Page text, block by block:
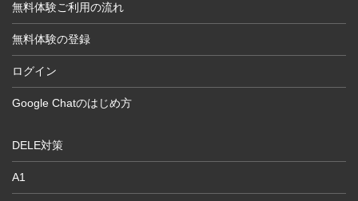
無料体験ご利用の流れ
無料体験の登録
ログイン
Google Chatのはじめ方
DELE対策
A1